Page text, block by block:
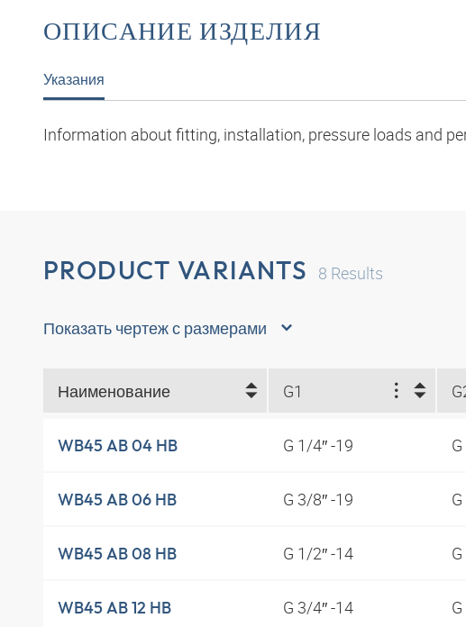
ОПИСАНИЕ ИЗДЕЛИЯ
Указания
Information about fitting, installation, pressure loads and
PRODUCT VARIANTS 8 Results
Показать чертеж с размерами
Наименование G1
WB45 AB 04 HB G 1/4″ -19
WB45 AB 06 HB G 3/8″ -19
WB45 AB 08 HB G 1/2″ -14
WB45 AB 12 HB G 3/4″ -14